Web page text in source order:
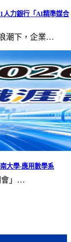
人力銀行「AI精準媒合
潮下，企業…
大學-應用數學系
會」…